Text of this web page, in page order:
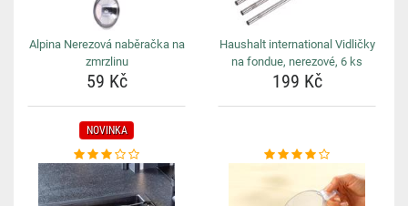
Alpina Nerezová naběračka na
zmrzlinu
59 Kč
Haushalt international Vidličky
na fondue, nerezové, 6 ks
199 Kč
NOVINKA